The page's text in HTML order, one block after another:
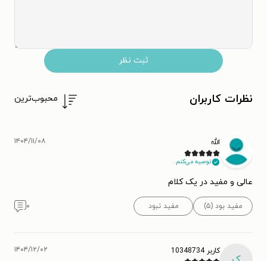
ثبت نظر
نظرات کاربران محبوب‌ترین
الله
توصیه می‌کنم.
۱۴۰۴/۱۱/۰۸
عالی و مفید در یک کلام
مفید بود (۵) مفید نبود ۰
کاربر 10348734 ۱۴۰۴/۱۲/۰۲